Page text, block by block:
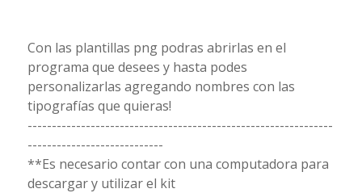
Con las plantillas png podras abrirlas en el
programa que desees y hasta podes
personalizarlas agregando nombres con las
tipografías que quieras!
---------------------------------------------------------------
----------------------------
**Es necesario contar con una computadora para
descargar y utilizar el kit